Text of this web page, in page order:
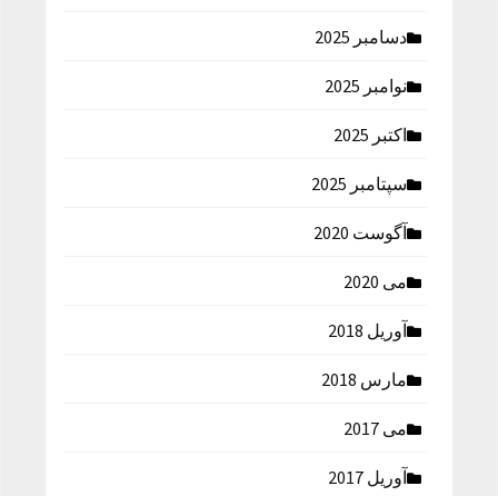
دسامبر 2025
نوامبر 2025
اکتبر 2025
سپتامبر 2025
آگوست 2020
می 2020
آوریل 2018
مارس 2018
می 2017
آوریل 2017